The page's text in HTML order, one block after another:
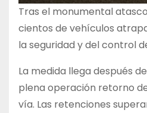
Tras el monumental
cientos de vehículos
la seguridad y del control
La medida llega después
plena operación retorno
vía. Las retenciones